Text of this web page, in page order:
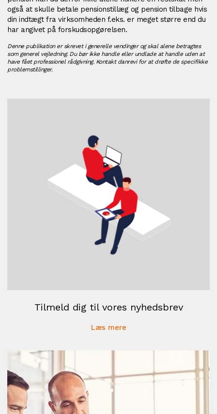
også at skulle betale pensionstillæg og pension tilbage hvis
din indtægt fra virksomheden f.eks. er meget større end du
har angivet på forskudsopgørelsen.
Denne publikation er skrevet i generelle vendinger og skal alene betragtes
som generel vejledning. Du bør ikke handle eller undlade at handle uden at
have fået professionel rådgivning. Kontakt danrevi for at drøfte de specifikke
problemstillinger.
Tilmeld dig til vores nyhedsbrev
Læs mere